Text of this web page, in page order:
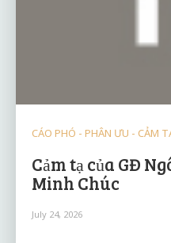
CÁO PHÓ - PHÂN ƯU - CẢM
Cảm tạ của GĐ
Minh Chúc
July 24, 2026